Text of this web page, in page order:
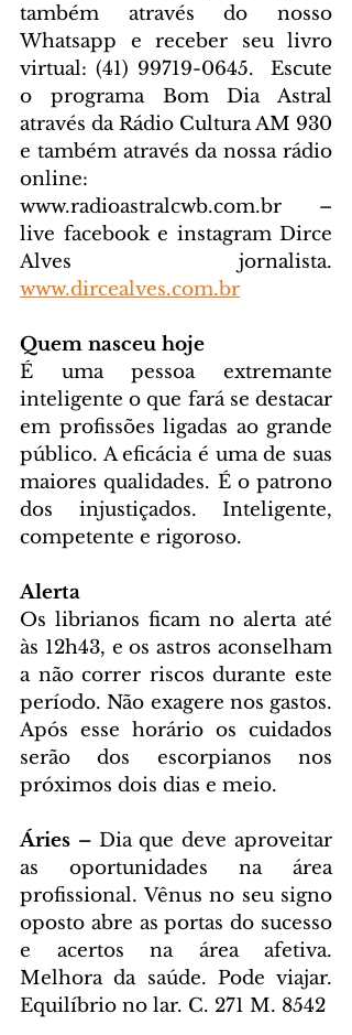
também através do nosso
Whatsapp e receber seu livro
virtual: (41) 99719-0645.
Escute
o programa Bom Dia Astral
através da Rádio Cultura AM 930
e também através da nossa rádio
www.radioastralcwb.com.br –
live facebook e instagram Dirce
www.dircealves.com.br
Quem nasceu hoje
É uma pessoa extremante
inteligente o que fará se destacar
em profissões ligadas ao grande
público. A eficácia é uma de suas
maiores qualidades. É o patrono
dos injustiçados. Inteligente,
competente e rigoroso.
Alerta
Os librianos ficam no alerta até
às 12h43, e os astros aconselham
a não correr riscos durante este
período. Não exagere nos gastos.
Após esse horário os cuidados
serão dos escorpianos nos
próximos dois dias e meio.
Áries – Dia que deve aproveitar
as oportunidades na área
profissional. Vênus no seu signo
oposto abre as portas do sucesso
e acertos na área afetiva.
Melhora da saúde. Pode viajar.
Equilíbrio no lar. C. 271 M. 8542